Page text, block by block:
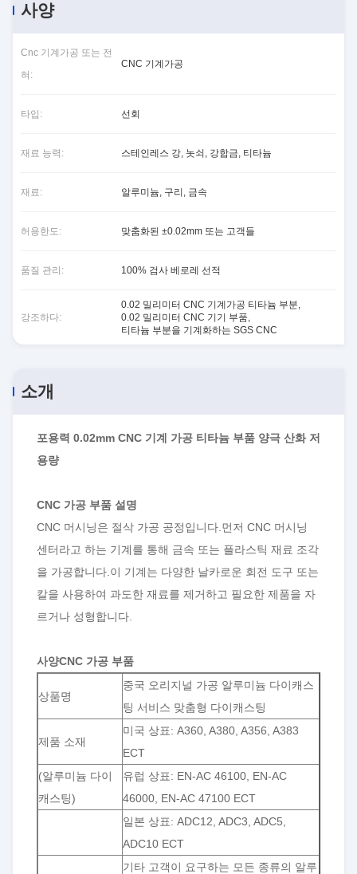
사양
Cnc 기계가공 또는 전
혀:
CNC 기계가공
타입: 선회
재료 능력: 스테인레스 강, 놋쇠, 강합금, 티타늄
재료: 알루미늄, 구리, 금속
허용한도: 맞춤화된 ±0.02mm 또는 고객들
품질 관리: 100% 검사 베로레 선적
강조하다:
0.02 밀리미터 CNC 기계가공 티타늄 부분,
0.02 밀리미터 CNC 기기 부품,
티타늄 부분을 기계화하는 SGS CNC
소개
포용력 0.02mm CNC 기계 가공 티타늄 부품 양극 산화 저
용량
CNC 가공 부품 설명
CNC 머시닝은 절삭 가공 공정입니다.먼저 CNC 머시닝
센터라고 하는 기계를 통해 금속 또는 플라스틱 재료 조각
을 가공합니다.이 기계는 다양한 날카로운 회전 도구 또는
칼을 사용하여 과도한 재료를 제거하고 필요한 제품을 자
르거나 성형합니다.
사양CNC 가공 부품
상품명
중국 오리지널 가공 알루미늄 다이캐스
팅 서비스 맞춤형 다이캐스팅
제품 소재
미국 상표: A360, A380, A356, A383
ECT
(알루미늄 다이
캐스팅)
유럽 ​​상표: EN-AC 46100, EN-AC
46000, EN-AC 47100 ECT
일본 상표: ADC12, ADC3, ADC5,
ADC10 ECT
기타 고객이 요구하는 모든 종류의 알루